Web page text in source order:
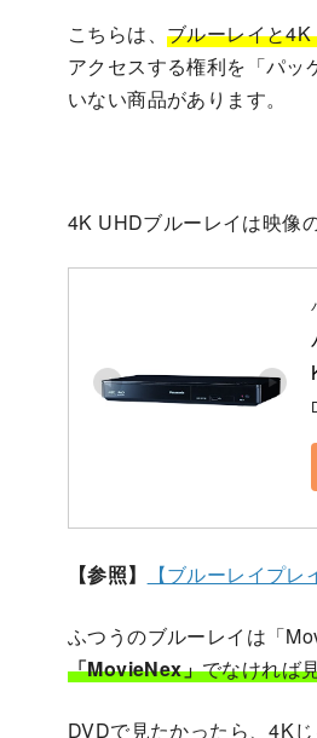
こちらは、 ブルーレイと
アクセスする権利を「パッ
いない商品があります。
4K UHDブルーレイは映像
【参照】 【ブルーレイプ
ふつうのブルーレイは「
「MovieNex」でなければ
DVDで見たかったら、4K